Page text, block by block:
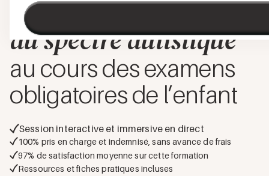
Dépistage d’un trouble
du spectre autistique
au cours des examens
obligatoires de l’enfant
Session interactive et immersive en direct
100% pris en charge et indemnisé, sans avance de frais
97% de satisfaction moyenne sur cette formation
Ressources et fiches pratiques incluses